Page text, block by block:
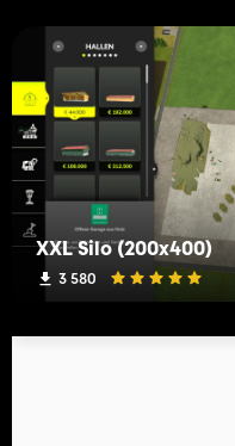
XXL Silo (200x400)
3 580